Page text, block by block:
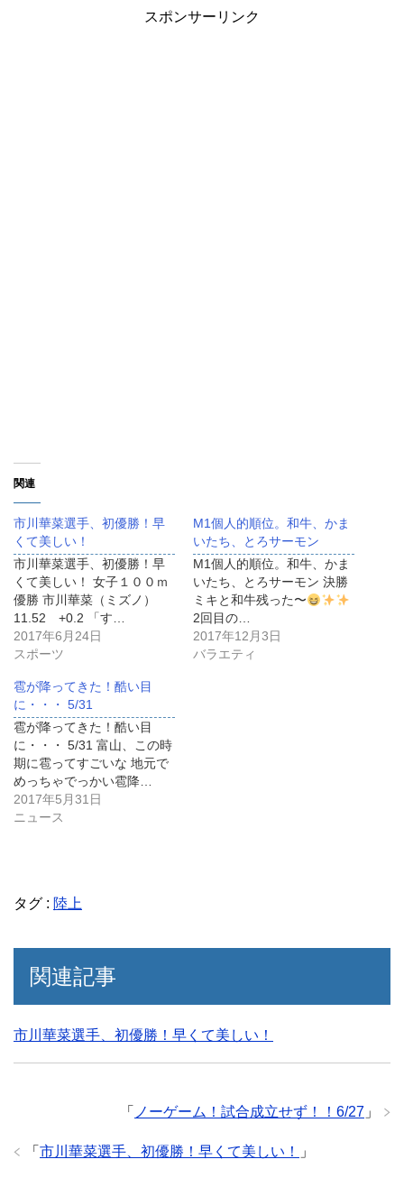
スポンサーリンク
関連
市川華菜選手、初優勝！早
くて美しい！
市川華菜選手、初優勝！早
くて美しい！ 女子１００ｍ
優勝 市川華菜（ミズノ）
11.52 +0.2 「す…
2017年6月24日
スポーツ
M1個人的順位。和牛、かま
いたち、とろサーモン
M1個人的順位。和牛、かま
いたち、とろサーモン 決勝
ミキと和牛残った〜
2回目の…
2017年12月3日
バラエティ
雹が降ってきた！酷い目
に・・・ 5/31
雹が降ってきた！酷い目
に・・・ 5/31 富山、この時
期に雹ってすごいな 地元で
めっちゃでっかい雹降…
2017年5月31日
ニュース
タグ : 陸上
関連記事
市川華菜選手、初優勝！早くて美しい！
「 ノーゲーム！試合成立せず！！6/27 」
「 市川華菜選手、初優勝！早くて美しい！ 」